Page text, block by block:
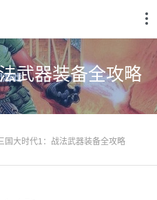
武器装备全攻略
国大时代1：战法武器装备全攻略